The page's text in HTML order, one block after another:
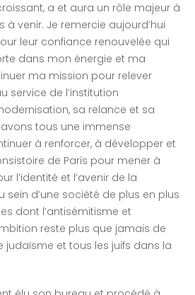
a et aura un rôle majeur à
à venir. Je remercie aujourd’hui
leur confiance renouvelée qui
dans mon énergie et ma
ma mission pour relever
service de l’institution
sa relance et sa
tous une immense
à renforcer, à développer et
de Paris pour mener à
l’identité et l’avenir de la
d’une société de plus en plus
dont l’antisémitisme et
reste plus que jamais de
judaïsme et tous les juifs dans la